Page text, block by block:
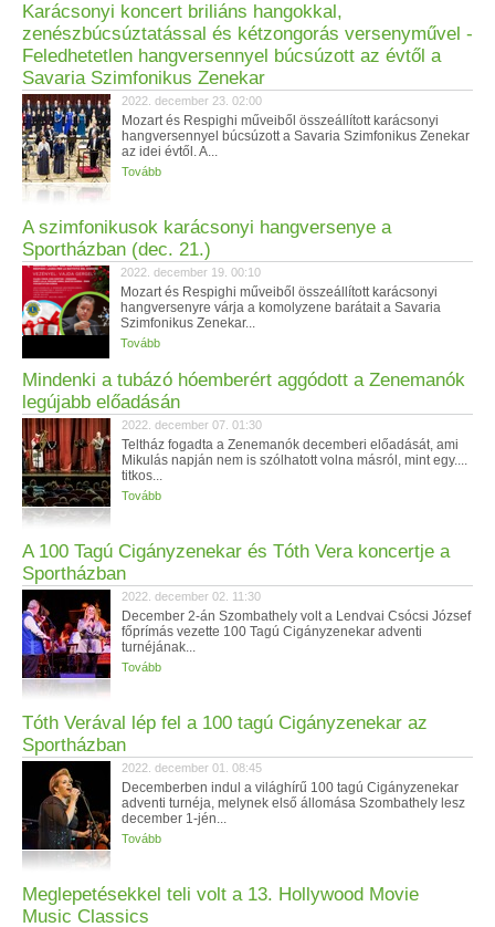
Karácsonyi koncert briliáns hangokkal,
zenészbúcsúztatással és kétzongorás versenyművel -
Feledhetetlen hangversennyel búcsúzott az évtől a
Savaria Szimfonikus Zenekar
2022. december 23. 02:00
Mozart és Respighi műveiből összeállított karácsonyi
hangversennyel búcsúzott a Savaria Szimfonikus Zenekar
az idei évtől. A...
Tovább
A szimfonikusok karácsonyi hangversenye a
Sportházban (dec. 21.)
2022. december 19. 00:10
Mozart és Respighi műveiből összeállított karácsonyi
hangversenyre várja a komolyzene barátait a Savaria
Szimfonikus Zenekar...
Tovább
Mindenki a tubázó hóemberért aggódott a Zenemanók
legújabb előadásán
2022. december 07. 01:30
Teltház fogadta a Zenemanók decemberi előadását, ami
Mikulás napján nem is szólhatott volna másról, mint egy....
titkos...
Tovább
A 100 Tagú Cigányzenekar és Tóth Vera koncertje a
Sportházban
2022. december 02. 11:30
December 2-án Szombathely volt a Lendvai Csócsi József
főprímás vezette 100 Tagú Cigányzenekar adventi
turnéjának...
Tovább
Tóth Verával lép fel a 100 tagú Cigányzenekar az
Sportházban
2022. december 01. 08:45
Decemberben indul a világhírű 100 tagú Cigányzenekar
adventi turnéja, melynek első állomása Szombathely lesz
december 1-jén...
Tovább
Meglepetésekkel teli volt a 13. Hollywood Movie
Music Classics